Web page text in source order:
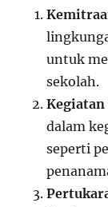
untuk
sekolah.
dalam
seperti